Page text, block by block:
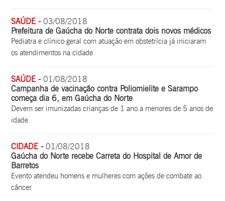
SAÚDE -03/08/2018
Prefeitura de Gaúcha do Norte contrata dois novos médicos
Pediatra e clínico geral com atuação em obstetrícia já iniciaram
os atendimentos na cidade
SAÚDE -01/08/2018
Campanha de vacinação contra Poliomielite e Sarampo
começa dia 6, em Gaúcha do Norte
Devem ser imunizadas crianças de 1 ano a menores de 5 anos de
idade
CIDADE -01/08/2018
Gaúcha do Norte recebe Carreta do Hospital de Amor de
Barretos
Evento atendeu homens e mulheres com ações de combate ao
câncer